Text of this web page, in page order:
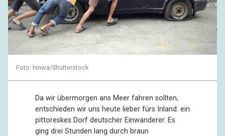
Foto: hinwa/Shutterstock
Da wir übermorgen ans Meer fahren sollten,
entschieden wir uns heute lieber fürs Inland: ein
pittoreskes Dorf deutscher Einwanderer. Es
ging drei Stunden lang durch braun